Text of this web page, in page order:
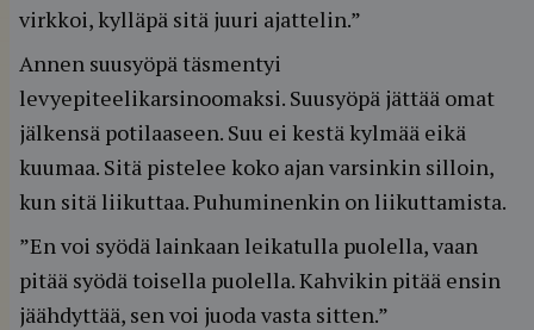
virkkoi, kylläpä sitä juuri ajattelin.”
Annen suusyöpä täsmentyi
levyepiteelikarsinoomaksi. Suusyöpä jättää omat
jälkensä potilaaseen. Suu ei kestä kylmää eikä
kuumaa. Sitä pistelee koko ajan varsinkin silloin,
kun sitä liikuttaa. Puhuminenkin on liikuttamista.
”En voi syödä lainkaan leikatulla puolella, vaan
pitää syödä toisella puolella. Kahvikin pitää ensin
jäähdyttää, sen voi juoda vasta sitten.”